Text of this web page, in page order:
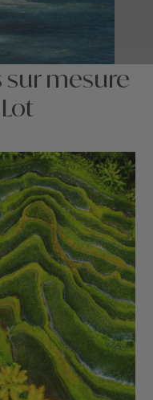
sur mesure